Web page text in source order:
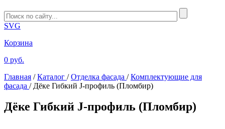
SVG
Корзина
0 руб.
Главная / Каталог / Отделка фасада / Комплектующие для
фасада / Дёке Гибкий J-профиль (Пломбир)
Дёке Гибкий J-профиль (Пломбир)